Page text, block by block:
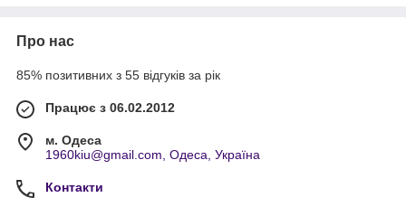
Про нас
85% позитивних з 55 відгуків за рік
Працює з 06.02.2012
м. Одеса
1960kiu@gmail.com, Одеса, Україна
Контакти